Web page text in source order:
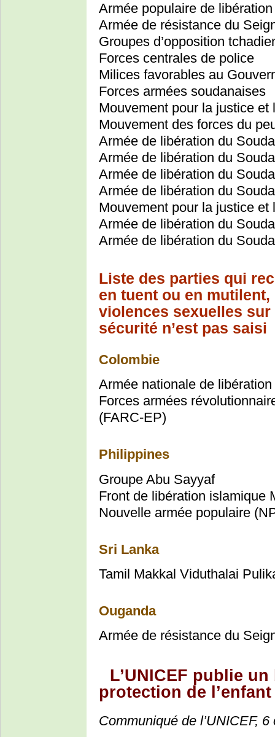
Armée populaire de
Armée de résistance du
Groupes d’opposition
Forces centrales de police
Milices favorables au
Forces armées soudanaises
Mouvement pour la justice et
Mouvement des forces du
Armée de libération du
Armée de libération du
Armée de libération du
Armée de libération du
Mouvement pour la justice et
Armée de libération du
Armée de libération du
Liste des parties qui
en tuent ou en
violences sexuelles
sécurité n’est pas saisi
Colombie
Armée nationale de
Forces armées
(FARC-EP)
Philippines
Groupe Abu Sayyaf
Front de libération islamique
Nouvelle armée populaire
Sri Lanka
Tamil Makkal Viduthalai
Ouganda
Armée de résistance du
L’UNICEF publie
protection de l’enfant
Communiqué de l’UNICEF,